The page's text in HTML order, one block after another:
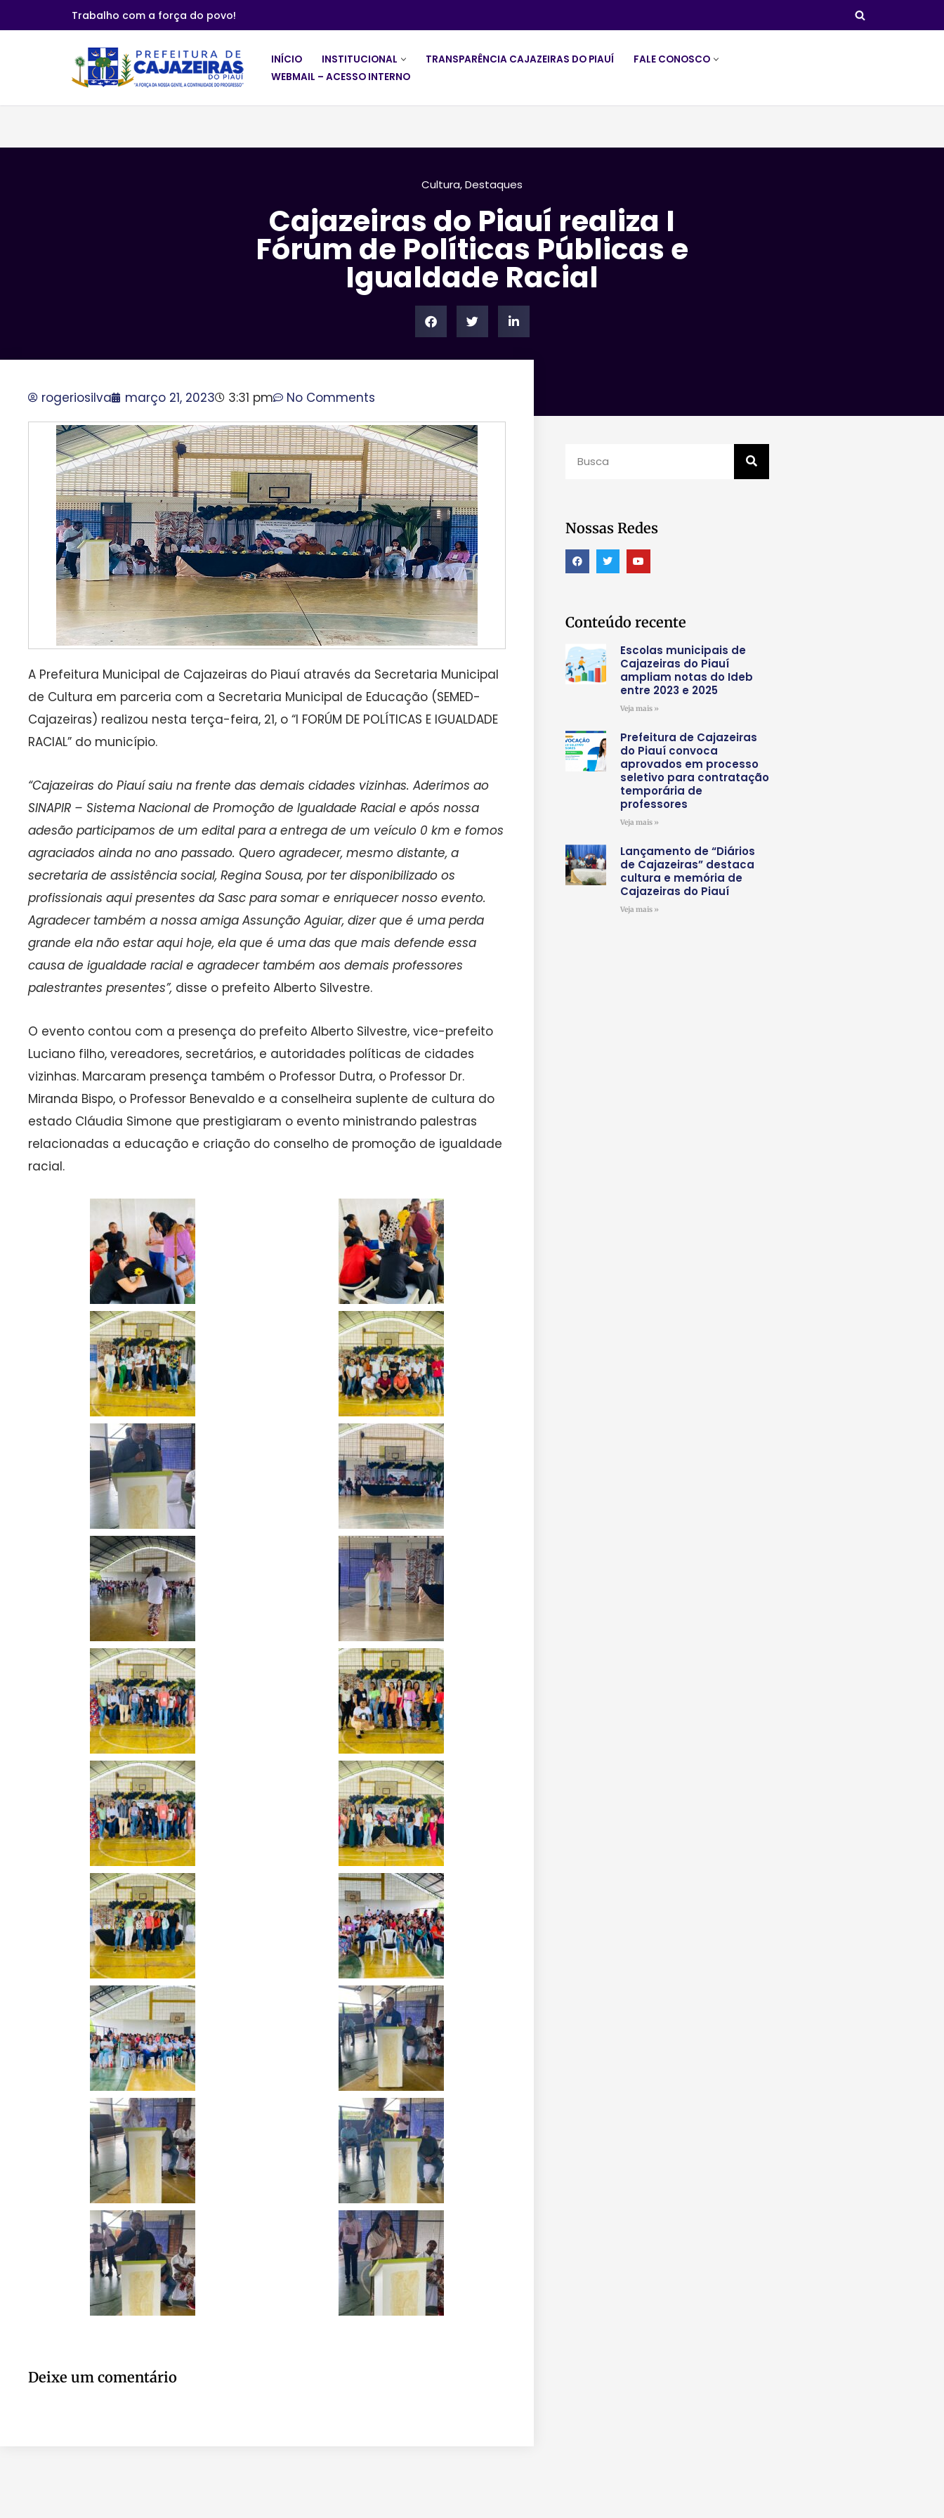
Trabalho com a força do povo!
INÍCIO INSTITUCIONAL TRANSPARÊNCIA CAJAZEIRAS DO PIAUÍ
FALE CONOSCO
WEBMAIL – ACESSO INTERNO
Cultura,Destaques
Cajazeiras do Piauí realiza I
Fórum de Políticas Públicas e
Igualdade Racial
rogeriosilva março 21, 2023 3:31 pm No Comments
A Prefeitura Municipal de Cajazeiras do Piauí através da Secretaria Municipal
de Cultura em parceria com a Secretaria Municipal de Educação (SEMED-
Cajazeiras) realizou nesta terça-feira, 21, o “I FORÚM DE POLÍTICAS E IGUALDADE
RACIAL” do município.
“Cajazeiras do Piauí saiu na frente das demais cidades vizinhas. Aderimos ao
SINAPIR – Sistema Nacional de Promoção de Igualdade Racial e após nossa
adesão participamos de um edital para a entrega de um veículo 0 km e fomos
agraciados ainda no ano passado. Quero agradecer, mesmo distante, a
secretaria de assistência social, Regina Sousa, por ter disponibilizado os
profissionais aqui presentes da Sasc para somar e enriquecer nosso evento.
Agradecer também a nossa amiga Assunção Aguiar, dizer que é uma perda
grande ela não estar aqui hoje, ela que é uma das que mais defende essa
causa de igualdade racial e agradecer também aos demais professores
palestrantes presentes”, disse o prefeito Alberto Silvestre.
O evento contou com a presença do prefeito Alberto Silvestre, vice-prefeito
Luciano filho, vereadores, secretários, e autoridades políticas de cidades
vizinhas. Marcaram presença também o Professor Dutra, o Professor Dr.
Miranda Bispo, o Professor Benevaldo e a conselheira suplente de cultura do
estado Cláudia Simone que prestigiaram o evento ministrando palestras
relacionadas a educação e criação do conselho de promoção de igualdade
racial.
Deixe um comentário
Nossas Redes
Conteúdo recente
Escolas municipais de
Cajazeiras do Piauí
ampliam notas do Ideb
entre 2023 e 2025
Veja mais »
Prefeitura de Cajazeiras
do Piauí convoca
aprovados em processo
seletivo para contratação
temporária de
professores
Veja mais »
Lançamento de “Diários
de Cajazeiras” destaca
cultura e memória de
Cajazeiras do Piauí
Veja mais »